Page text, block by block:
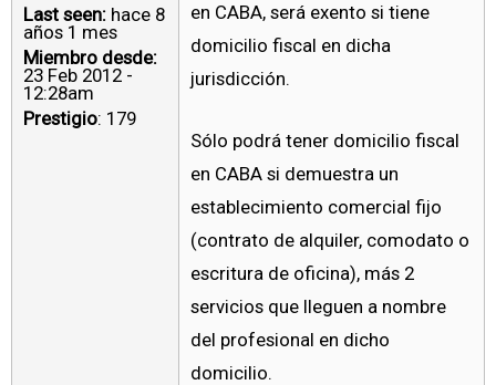
Last seen: hace 8
años 1 mes
Miembro desde:
23 Feb 2012 -
12:28am
Prestigio: 179
en CABA, será exento si tiene
domicilio fiscal en dicha
jurisdicción.
Sólo podrá tener domicilio fiscal
en CABA si demuestra un
establecimiento comercial fijo
(contrato de alquiler, comodato o
escritura de oficina), más 2
servicios que lleguen a nombre
del profesional en dicho
domicilio.